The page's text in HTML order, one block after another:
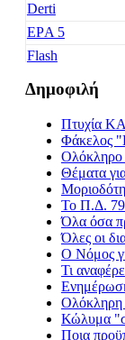
Derti
EΡA 5
Flash
Fresh Music
Galaxy 92
Happy Radio
Je t' aime
Kiss FM
Kosmos
Love Radio
Nitro Radio
Nova Sport FM
Radio Gold
Δημοφιλή
Πτυχία
Φάκελος
Ολόκληρο
Θέματα
Το Π.Δ. 79
Όλα όσα
Όλες οι
Ο Νόμος
Τι
Ολόκληρη
Κώλυμα
Ποια